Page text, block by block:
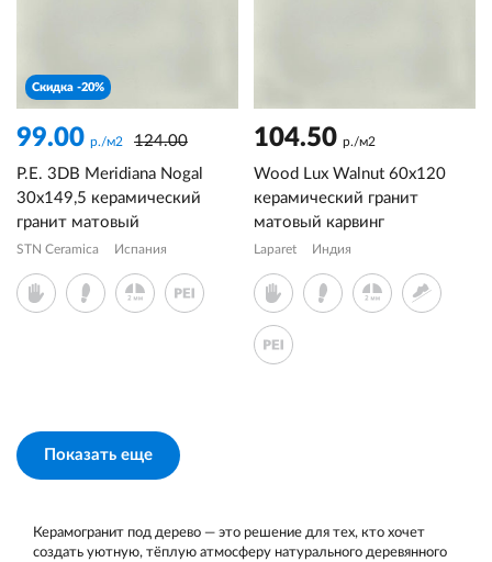
Скидка -20%
99.00 р./м2
124.00
P.E. 3DB Meridiana Nogal
30x149,5 керамический
гранит матовый
STN Ceramica Испания
104.50 р./м2
Wood Lux Walnut 60x120
керамический гранит
матовый карвинг
Laparet Индия
Показать еще
Керамогранит под дерево — это решение для тех, кто хочет
создать уютную, тёплую атмосферу натурального деревянного